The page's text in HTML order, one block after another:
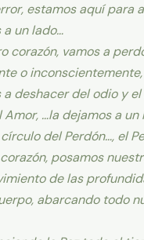
estamos aquí para
un lado…
corazón, vamos a
o
a deshacer del odio y
…la dejamos a
del Perdón…, el
posamos
de las
abarcando todo